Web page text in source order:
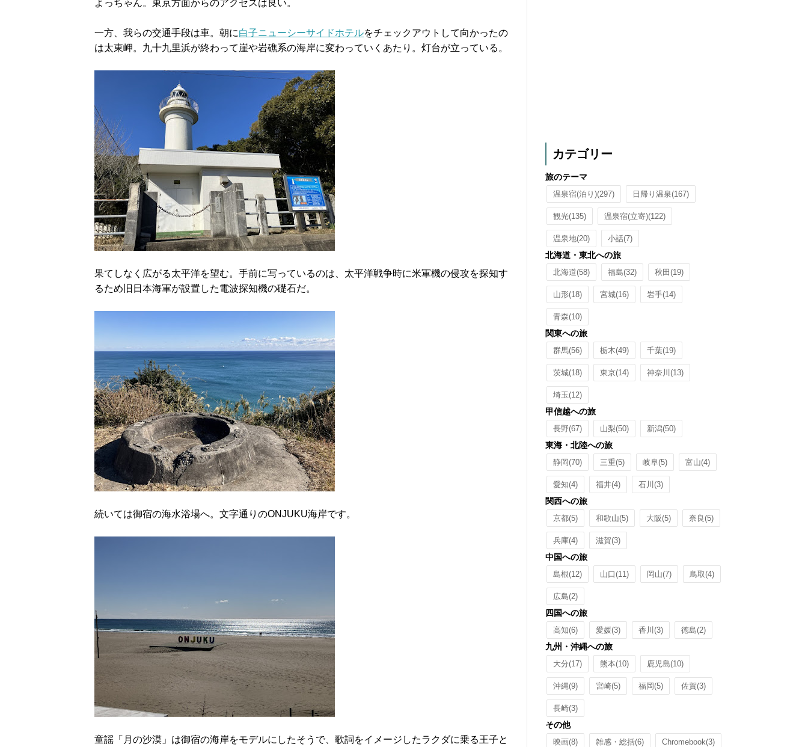
よっちゃん。東京方面からのアクセスは良い。
一方、我らの交通手段は車。朝に白子ニューシーサイドホテルをチェックアウトして向かったの
は太東岬。九十九里浜が終わって崖や岩礁系の海岸に変わっていくあたり。灯台が立っている。
果てしなく広がる太平洋を望む。手前に写っているのは、太平洋戦争時に米軍機の侵攻を探知す
るため旧日本海軍が設置した電波探知機の礎石だ。
続いては御宿の海水浴場へ。文字通りのONJUKU海岸です。
童謡「月の沙漠」は御宿の海岸をモデルにしたそうで、歌詞をイメージしたラクダに乗る王子と
カテゴリー
旅のテーマ
温泉宿(泊り)(297) 日帰り温泉(167)
観光(135) 温泉宿(立寄)(122)
温泉地(20) 小話(7)
北海道・東北への旅
北海道(58) 福島(32) 秋田 (19)
山形(18) 宮城(16) 岩手(14)
青森(10)
関東への旅
群馬(56) 栃木(49) 千葉(19)
茨城(18) 東京(14) 神奈川 (13)
埼玉(12)
甲信越への旅
長野(67) 山梨(50) 新潟(50)
東海・北陸への旅
静岡(70) 三重(5) 岐阜(5) 富山(4)
愛知(4) 福井(4) 石川 (3)
関西への旅
京都(5) 和歌山(5) 大阪(5) 奈良(5)
兵庫(4) 滋賀(3)
中国への旅
島根(12) 山口(11) 岡山(7) 鳥取(4)
広島(2)
四国への旅
高知(6) 愛媛(3) 香川 (3) 徳島(2)
九州・沖縄への旅
大分(17) 熊本(10) 鹿児島(10)
沖縄(9) 宮崎(5) 福岡(5) 佐賀(3)
長崎(3)
その他
映画(8) 雑感・総括(6) Chromebook(3)